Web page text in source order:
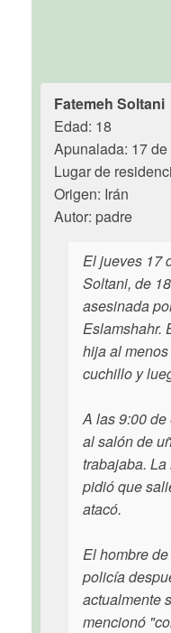
Fatemeh Soltani
Edad: 18
Apunalada: 17
Lugar de
Origen: Irán
Autor: padre
El jueves 17
Soltani, de
asesinada
Eslamshahr.
hija al
cuchillo y
A las 9:00
al salón de
trabajaba.
pidió que
atacó.
El hombre
policía
actualmente
mencionó